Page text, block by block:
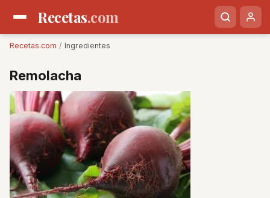
Recetas.com
Recetas.com / Ingredientes
Remolacha